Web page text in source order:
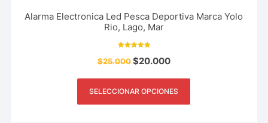
Alarma Electronica Led Pesca Deportiva Marca Yolo
Rio, Lago, Mar
5.00
de 5
$25.000$20.000
SELECCIONAR OPCIONES